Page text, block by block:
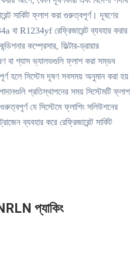
সার্কিট ফ্লাশ করা গুরুত্বপূর্ণ। দূষণের
বা R1234yf রেফ্রিজারেন্ট ব্যবহার করার
কম্প্রেসার, ফিল্টার-ড্রায়ার
বা গ্যাস ভ্যালভগুলি ফ্লাশ করা সম্ভব
হলে সিস্টেম দূষণ সবসময় অনুমান করা হয়
প্রতিস্থাপনের সময় সিস্টেমটি ফ্লাশ
যে সিস্টেমে ফ্লাশিং সলিউশনের
ব্যবহার করে রেফ্রিজারেন্ট সার্কিট
প্যাকিং